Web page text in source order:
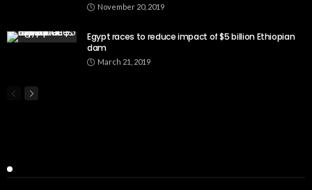
November 20, 2019
Egypt races to reduce impact of $5 billion Ethiopian
dam
March 21, 2019